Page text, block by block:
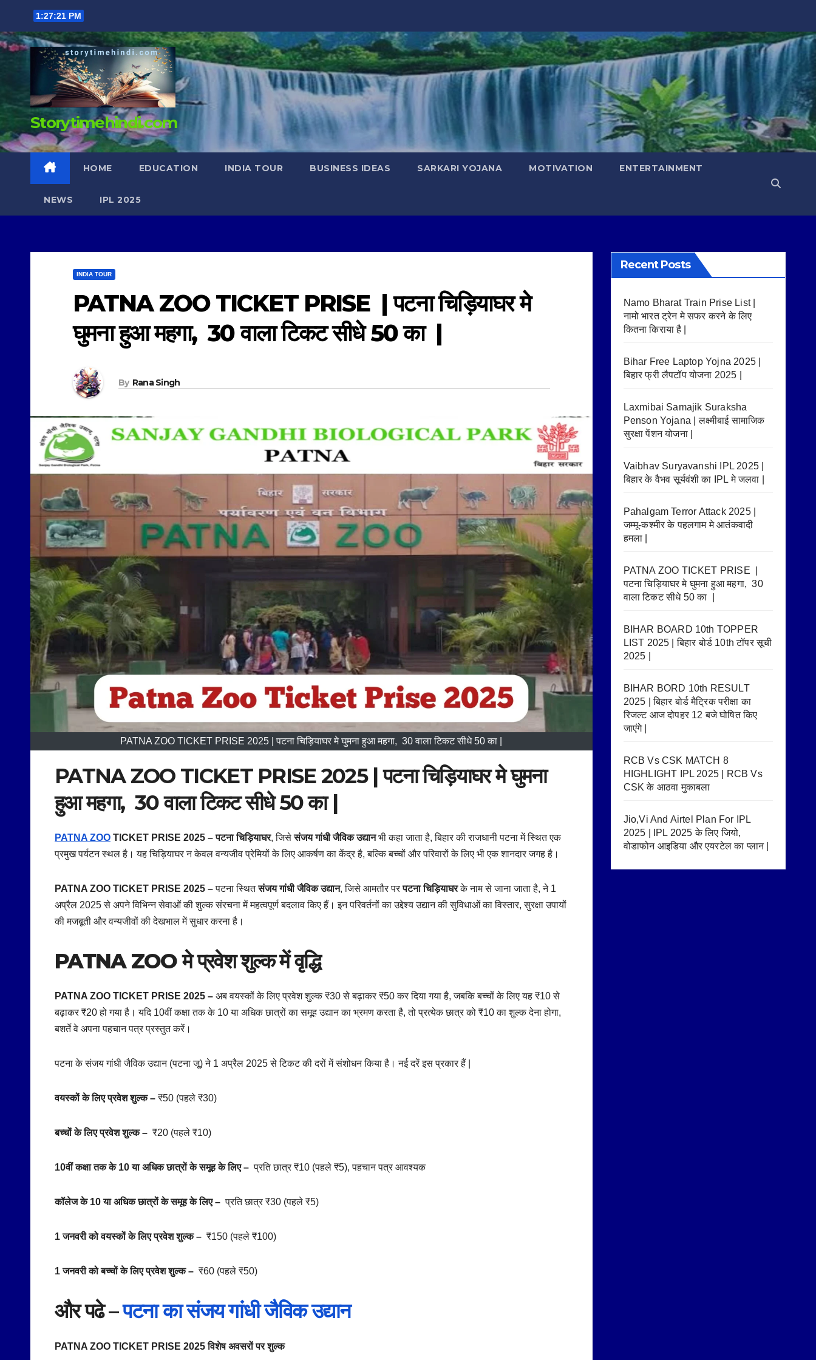
content
1:27:23 PM
Storytimehindi.com
HOME EDUCATION INDIA TOUR BUSINESS IDEAS SARKARI YOJANA MOTIVATION ENTERTAINMENT
NEWS IPL 2025
INDIA TOUR
PATNA ZOO TICKET PRISE | पटना चिड़ियाघर मे
घुमना हुआ महगा, 30 वाला टिकट सीधे 50 का |
By Rana Singh
PATNA ZOO TICKET PRISE 2025 | पटना चिड़ियाघर मे घुमना हुआ महगा, 30 वाला टिकट सीधे 50 का |
PATNA ZOO TICKET PRISE 2025 | पटना चिड़ियाघर मे घुमना
हुआ महगा, 30 वाला टिकट सीधे 50 का |
PATNA ZOO TICKET PRISE 2025 – पटना चिड़ियाघर, जिसेसंजय गांधी जैविक उद्यानभी कहा जाता है, बिहार की राजधानी पटना में स्थित एक
प्रमुख पर्यटन स्थल है। यह चिड़ियाघर न केवल वन्यजीव प्रेमियों के लिए आकर्षण का केंद्र है, बल्कि बच्चों और परिवारों के लिए भी एक शानदार जगह है।
PATNA ZOO TICKET PRISE 2025 –पटना स्थितसंजय गांधी जैविक उद्यान, जिसे आमतौर परपटना चिड़ियाघरके नाम से जाना जाता है, ने 1
अप्रैल 2025 से अपने विभिन्न सेवाओं की शुल्क संरचना में महत्वपूर्ण बदलाव किए हैं। इन परिवर्तनों का उद्देश्य उद्यान की सुविधाओं का विस्तार, सुरक्षा उपायों
की मजबूती और वन्यजीवों की देखभाल में सुधार करना है।
PATNA ZOO मे प्रवेश शुल्क में वृद्धि
PATNA ZOO TICKET PRISE 2025 – अब वयस्कों के लिए प्रवेश शुल्क ₹30 से बढ़ाकर ₹50 कर दिया गया है, जबकि बच्चों के लिए यह ₹10 से
बढ़ाकर ₹20 हो गया है। यदि 10वीं कक्षा तक के 10 या अधिक छात्रों का समूह उद्यान का भ्रमण करता है, तो प्रत्येक छात्र को ₹10 का शुल्क देना होगा,
बशर्ते वे अपना पहचान पत्र प्रस्तुत करें।
पटना के संजय गांधी जैविक उद्यान (पटना जू) ने 1 अप्रैल 2025 से टिकट की दरों में संशोधन किया है। नई दरें इस प्रकार हैं |
वयस्कों के लिए प्रवेश शुल्क – ₹50 (पहले ₹30)
बच्चों के लिए प्रवेश शुल्क – ₹20 (पहले ₹10)
10वीं कक्षा तक के 10 या अधिक छात्रों के समूह के लिए – प्रति छात्र ₹10 (पहले ₹5), पहचान पत्र आवश्यक
कॉलेज के 10 या अधिक छात्रों के समूह के लिए – प्रति छात्र ₹30 (पहले ₹5)
1 जनवरी को वयस्कों के लिए प्रवेश शुल्क – ₹150 (पहले ₹100)
1 जनवरी को बच्चों के लिए प्रवेश शुल्क – ₹60 (पहले ₹50)
और पढे –पटना का संजय गांधी जैविक उद्यान
PATNA ZOO TICKET PRISE 2025 विशेष अवसरों पर शुल्क
Recent Posts
Namo Bharat Train Prise List |
नामो भारत ट्रेन मे सफर करने के लिए
कितना किराया है |
Bihar Free Laptop Yojna 2025 |
बिहार फ्री लैपटॉप योजना 2025 |
Laxmibai Samajik Suraksha
Penson Yojana | लक्ष्मीबाई सामाजिक
सुरक्षा पेंशन योजना |
Vaibhav Suryavanshi IPL 2025 |
बिहार के वैभव सूर्यवंशी का IPL मे जलवा |
Pahalgam Terror Attack 2025 |
जम्मू-कश्मीर के पहलगाम मे आतंकवादी
हमला |
PATNA ZOO TICKET PRISE |
पटना चिड़ियाघर मे घुमना हुआ महगा, 30
वाला टिकट सीधे 50 का |
BIHAR BOARD 10th TOPPER
LIST 2025 | बिहार बोर्ड 10th टॉपर सूची
2025 |
BIHAR BORD 10th RESULT
2025 | बिहार बोर्ड मैट्रिक परीक्षा का
रिजल्ट आज दोपहर 12 बजे घोषित किए
जाएंगे |
RCB Vs CSK MATCH 8
HIGHLIGHT IPL 2025 | RCB Vs
CSK के आठवा मुकाबला
Jio,Vi And Airtel Plan For IPL
2025 | IPL 2025 के लिए जियो,
वोडाफोन आइडिया और एयरटेल का प्लान |